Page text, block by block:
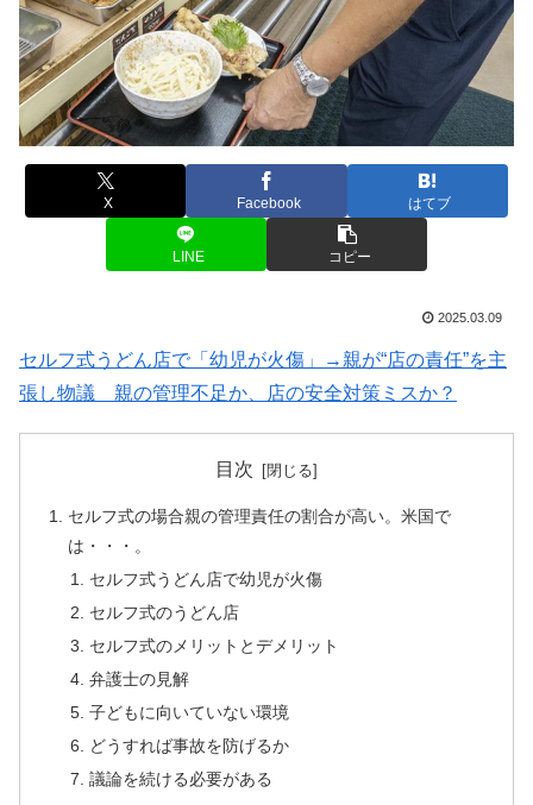
X Facebook はてブ
LINE コピー
2025.03.09
セルフ式うどん店で「幼児が火傷」→親が“店の責任”を主
張し物議 親の管理不足か、店の安全対策ミスか？
目次
セルフ式の場合親の管理責任の割合が高い。米国で
は・・・。
セルフ式うどん店で幼児が火傷
セルフ式のうどん店
セルフ式のメリットとデメリット
弁護士の見解
子どもに向いていない環境
どうすれば事故を防げるか
議論を続ける必要がある